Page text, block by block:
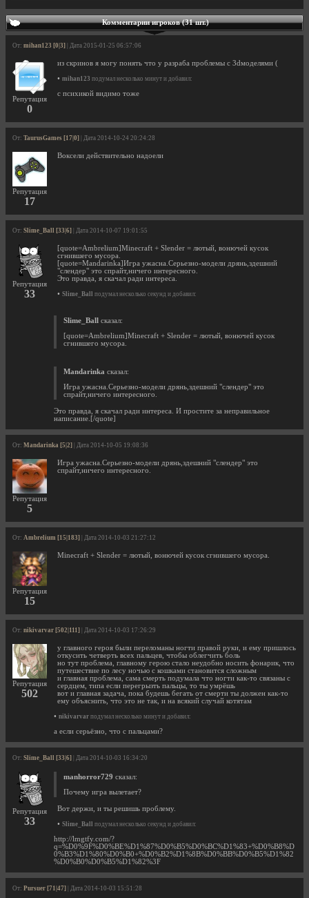
Комментарии игроков (31 шт.)
От: mihan123 [0|3] | Дата 2015-01-25 06:57:06
Репутация
0
из скринов я могу понять что у разраба проблемы с 3dмоделями (
• mihan123 подумал несколько минут и добавил:
с психикой видимо тоже
От: TaurusGames [17|0] | Дата 2014-10-24 20:24:28
Репутация
17
Воксели действительно надоели
От: Slime_Ball [33|6] | Дата 2014-10-07 19:01:55
Репутация
33
[quote=Ambrelium]Minecraft + Slender = лютый, вонючей кусок
сгнившего мусора.
[quote=Mandarinka]Игра ужасна.Серьезно-модели дрянь,здешний
"слендер" это спрайт,ничего интересного.
Это правда, я скачал ради интереса.
• Slime_Ball подумал несколько секунд и добавил:
Slime_Ball сказал:
[quote=Ambrelium]Minecraft + Slender = лютый, вонючей кусок
сгнившего мусора.
Mandarinka сказал:
Игра ужасна.Серьезно-модели дрянь,здешний "слендер" это
спрайт,ничего интересного.
Это правда, я скачал ради интереса. И простите за неправильное
написание.[/quote]
От: Mandarinka [5|2] | Дата 2014-10-05 19:08:36
Репутация
5
Игра ужасна.Серьезно-модели дрянь,здешний "слендер" это
спрайт,ничего интересного.
От: Ambrelium [15|183] | Дата 2014-10-03 21:27:12
Репутация
15
Minecraft + Slender = лютый, вонючей кусок сгнившего мусора.
От: nikivarvar [502|111] | Дата 2014-10-03 17:26:29
Репутация
502
у главного героя были переломаны ногти правой руки, и ему пришлось
откусить четверть всех пальцев, чтобы облегчить боль
но тут проблема, главному герою стало неудобно носить фонарик, что
путешествие по лесу ночью с кошками становится сложным
и главная проблема, сама смерть подумала что ногти как-то связаны с
сердцем, типа если перегрызть пальцы, то ты умрёшь
вот и главная задача, пока будешь бегать от смерти ты должен как-то
ему объяснить, что это не так, и на всякий случай котятам
• nikivarvar подумал несколько минут и добавил:
а если серьёзно, что с пальцами?
От: Slime_Ball [33|6] | Дата 2014-10-03 16:34:20
Репутация
33
manhorror729 сказал:
Почему игра вылетает?
Вот держи, и ты решишь проблему.
• Slime_Ball подумал несколько секунд и добавил:
http://lmgtfy.com/?
q=%D0%9F%D0%BE%D1%87%D0%B5%D0%BC%D1%83+%D0%B8%D
0%B3%D1%80%D0%B0+%D0%B2%D1%8B%D0%BB%D0%B5%D1%82
%D0%B0%D0%B5%D1%82%3F
От: Pursuer [71|47] | Дата 2014-10-03 15:51:28